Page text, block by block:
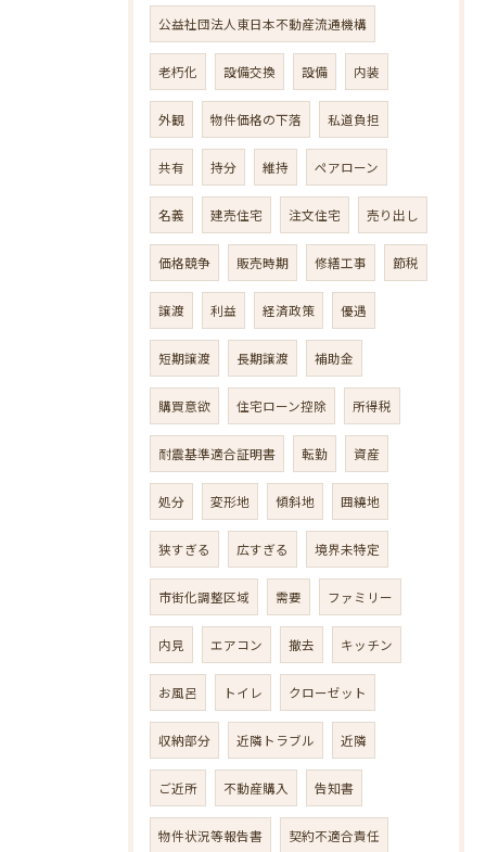
公益社団法人東日本不動産流通機構
老朽化 設備交換 設備 内装
外観 物件価格の下落 私道負担
共有 持分 維持 ペアローン
名義 建売住宅 注文住宅 売り出し
価格競争 販売時期 修繕工事 節税
譲渡 利益 経済政策 優遇
短期譲渡 長期譲渡 補助金
購買意欲 住宅ローン控除 所得税
耐震基準適合証明書 転勤 資産
処分 変形地 傾斜地 囲繞地
狭すぎる 広すぎる 境界未特定
市街化調整区域 需要 ファミリー
内見 エアコン 撤去 キッチン
お風呂 トイレ クローゼット
収納部分 近隣トラブル 近隣
ご近所 不動産購入 告知書
物件状況等報告書 契約不適合責任